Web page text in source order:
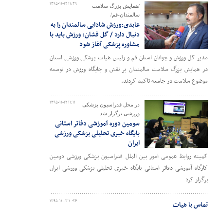
۱۳۹۵-۱۱-۱۲ ۱۱:۳۹
/همایش بزرگ سلامت
سالمندان-قم/
عابدی:ورزش شادابی سالمندان را به
دنبال دارد / گل فشان: ورزش باید با
مشاوره پزشکی آغاز شود
مدیر کل ورزش و جوانان استان قم و رئیس هیات پزشکی ورزشی استان
در همایش بزرگ سلامت سالمندان بر نقش و جایگاه ورزش در توسعه
موضوع سلامت در جامعه تاکید کردند.
۱۳۹۵-۱۱-۱۲ ۱۱:۱۱
در محل فدراسیون بزشکی
ورزشی برگزار شد
سومین دوره آموزشی دفاتر استانی
بایگاه خبری تحلیلی بزشکی ورزشی
ایران
کمیته روابط عمومی امور بین الملل فدراسیون بزشکی ورزشی دومین
کارگاه آموزشی دفاتر استانی بایگاه خبری تحلیلی بزشکی ورزشی ایران
برگزار کرد
۱۳۹۵-۱۱-۰۳ ۱۰:۲۶ تماس با هیات